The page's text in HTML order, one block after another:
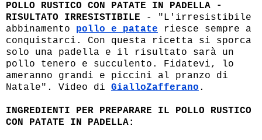
POLLO RUSTICO CON PATATE IN PADELLA -
RISULTATO IRRESISTIBILE - "L'irresistibile
abbinamento pollo e patate riesce sempre a
conquistarci. Con questa ricetta si sporca
solo una padella e il risultato sarà un
pollo tenero e succulento. Fidatevi, lo
ameranno grandi e piccini al pranzo di
Natale". Video di GialloZafferano .
INGREDIENTI PER PREPARARE IL POLLO RUSTICO
CON PATATE IN PADELLA: